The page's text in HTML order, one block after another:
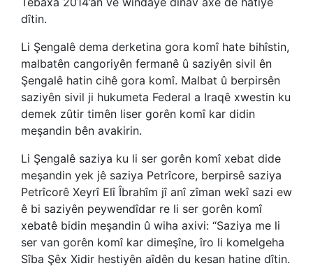
dîtin.
Li Şengalê dema derketina gora komî hate bihîstin,
malbatên cangoriyên fermanê û saziyên sivil ên
Şengalê hatin cihê gora komî. Malbat û berpirsên
saziyên sivil ji hukumeta Federal a Iraqê xwestin ku
demek zûtir timên liser gorên komî kar didin
meşandin bên avakirin.
Li Şengalê saziya ku li ser gorên komî xebat dide
meşandin yek jê saziya Petrîcore, berpirsê saziya
Petrîcorê Xeyrî Elî Îbrahîm jî anî zîman wekî sazi ew
ê bi saziyên peywendîdar re li ser gorên komî
xebatê bidin meşandin û wiha axivi: “Saziya me li
ser van gorên komî kar dimeşîne, îro li komelgeha
Sîba Şêx Xidir hestiyên aîdên du kesan hatine dîtin.